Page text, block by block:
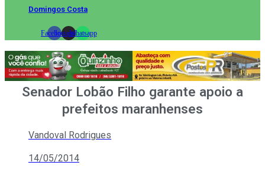
Domingos Costa
FacebookInstagramWhatsapp
Senador Lobão Filho garante apoio a
prefeitos maranhenses
Vandoval Rodrigues
14/05/2014